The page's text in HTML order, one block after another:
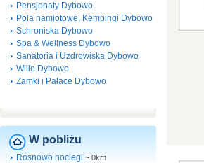
Pensjonaty Dybowo
Pola namiotowe, Kempingi Dybowo
Schroniska Dybowo
Spa & Wellness Dybowo
Sanatoria i Uzdrowiska Dybowo
Wille Dybowo
Zamki i Pałace Dybowo
W pobliżu
Rosnowo noclegi ~ 0km